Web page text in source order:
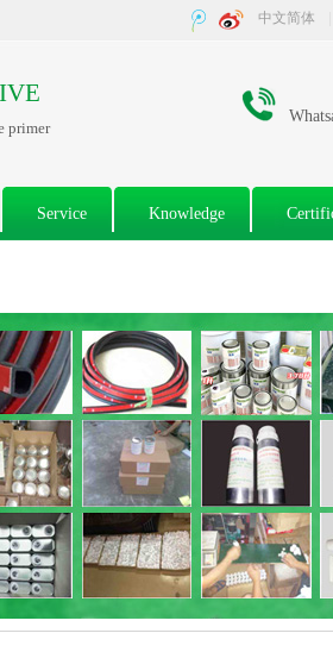
中文简体
primer
Service Knowledge